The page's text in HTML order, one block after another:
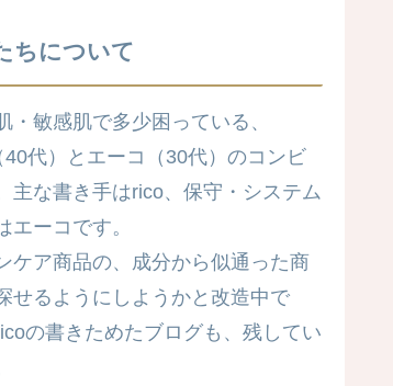
ちについて
・敏感肌で多少困っている、
40代）とエーコ（30代）のコンビ
主な書き手はrico、保守・システム
エーコです。
ケア商品の、成分から似通った商
せるようにしようかと改造中で
の書きためたブログも、残してい